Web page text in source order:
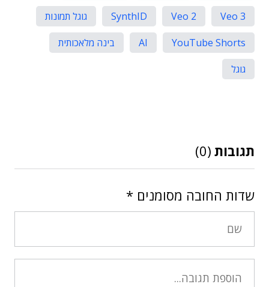
Veo 3
Veo 2
SynthID
גוגל תמונות
YouTube Shorts
AI
בינה מלאכותית
גוגל
תגובות (0)
שדות החובה מסומנים *